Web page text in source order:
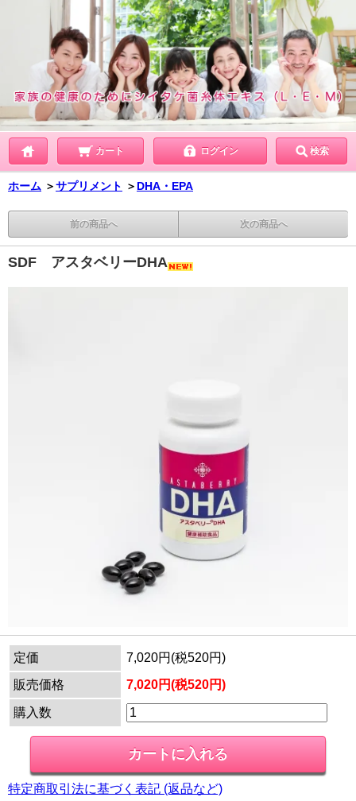
カート ログイン 検索
ホーム ＞サプリメント ＞ DHA・EPA
前の商品へ 次の商品へ
SDF アスタベリーDHA
定価
7,020円(税520円)
販売価格
7,020円(税520円)
購入数
特定商取引法に基づく表記 (返品など)